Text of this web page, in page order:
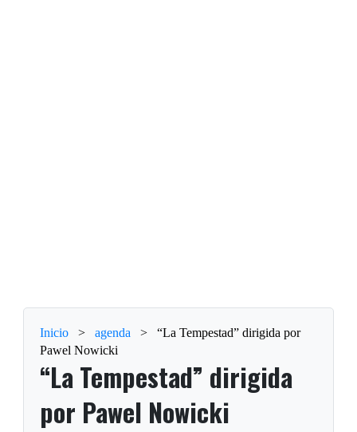
Inicio > agenda >
“La Tempestad” dirigida por
Pawel Nowicki
“La Tempestad” dirigida
por Pawel Nowicki